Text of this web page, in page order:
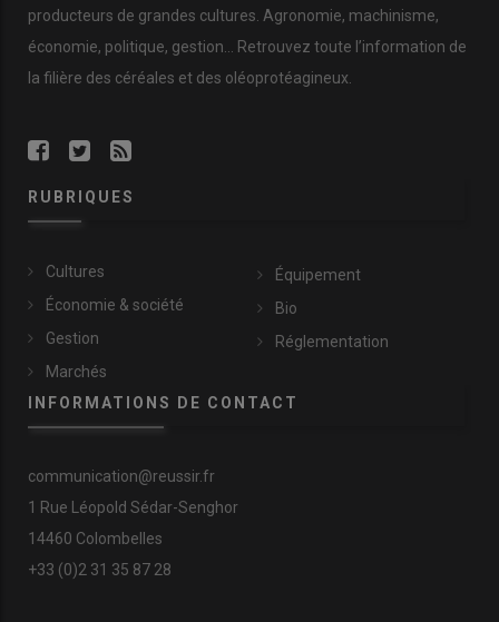
producteurs de grandes cultures Agronomie, machinisme,
économie, politique, gestion … Retrouvez toute l’information de
la filière des céréales et des oléoprotéagineux
RUBRIQUES
Cultures
Économie & société
Gestion
Marchés
Équipement
Bio
Réglementation
INFORMATIONS DE CONTACT
communication@reussir.fr
1 Rue Léopold Sédar-Senghor
14460 Colombelles
+33 (0)2 31 35 87 28